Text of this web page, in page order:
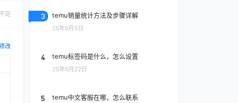
足
改
3 temu销量统计方法及步骤详解
25年6月5日
4 temu标签码是什么，怎么设置
25年6月22日
5 temu中文客服在哪，怎么联系